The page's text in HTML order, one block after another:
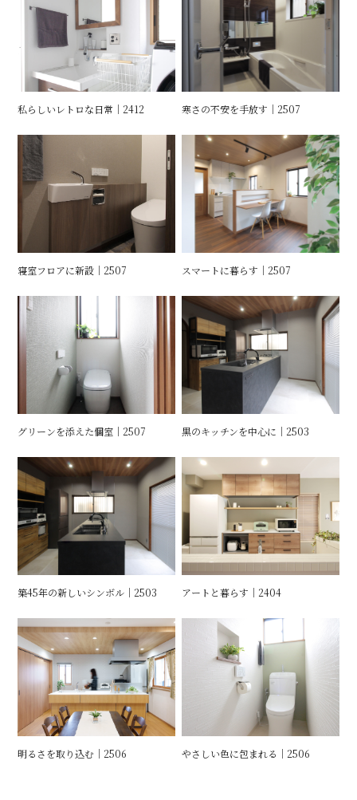
私らしいレトロな日常｜2412 寒さの不安を手放す｜2507
寝室フロアに新設｜2507 スマートに暮らす｜2507
グリーンを添えた個室｜2507 黒のキッチンを中心に｜2503
築45年の新しいシンボル｜2503 アートと暮らす｜2404
明るさを取り込む｜2506 やさしい色に包まれる｜2506